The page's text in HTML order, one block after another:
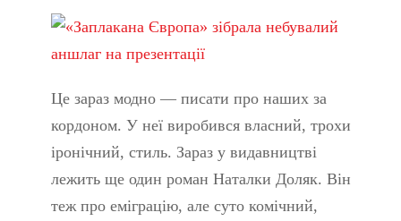
Це зараз модно — писати про наших за
кордоном. У неї виробився власний, трохи
іронічний, стиль. Зараз у видавництві
лежить ще один роман Наталки Доляк. Він
теж про еміграцію, але суто комічний,